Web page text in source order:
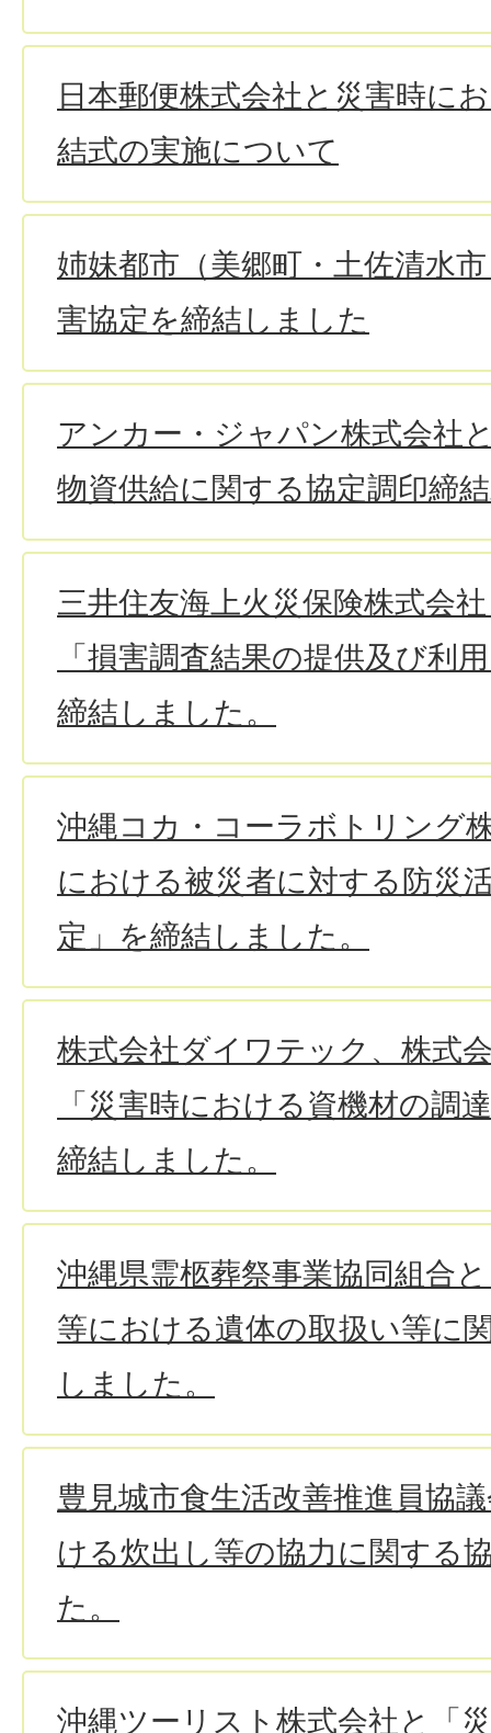
日本郵便株式会社と災害時に
結式の実施について
姉妹都市（美郷町・土佐清水
害協定を締結しました
アンカー・ジャパン株式会社
物資供給に関する協定調印締
三井住友海上火災保険株式会
「損害調査結果の提供及び利
締結しました。
沖縄コカ・コーラボトリング
における被災者に対する防災
定」を締結しました。
株式会社ダイワテック、株式
「災害時における資機材の調
締結しました。
沖縄県霊柩葬祭事業協同組合
等における遺体の取扱い等に
しました。
豊見城市食生活改善推進員協
ける炊出し等の協力に関する
た。
沖縄ツーリスト株式会社と「